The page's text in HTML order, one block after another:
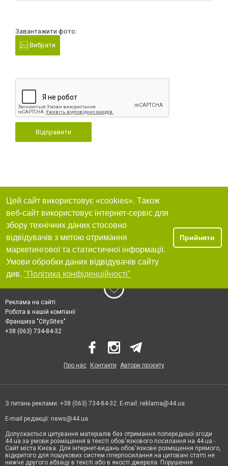
Завантажити фото:
Вибрати
Відправити
Цей сайт використовує «cookies». Також
веб-сайт використовує інтернет-сервіс для
збору технічних даних стосовно
відвідувачів з метою отримання
маркетингової та статистичної інформації.
Умови обробки даних відвідувачів сайту
див. "Політика конфіденційності"
Прийняти
Реклама на сайті
Робота в нашій компанії
Франшиза "CitySites"
+38 (063) 734-84-32
Про нас Контакти Автори проєкту
З питань реклами: +38 (063) 734-84-32. E-mail: reklama@44.ua
E-mail редакції: news@44.ua
Допускається цитування матеріалів без отримання попередньої згоди
44.ua за умови розміщення в тексті обов'язкового посилання на 44.ua -
Сайт міста Києва. Для інтернет-видань обов'язкове розміщення прямого,
відкритого для пошукових систем гіперпосилання на цитовані статті не
нижче другого абзацу в тексті або в якості джерела. Порушення